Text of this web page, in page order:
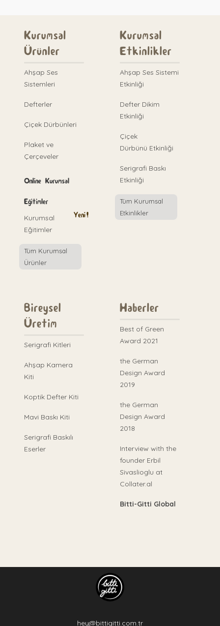
Kurumsal
Ürünler
Ahşap Ses
Sistemleri
Defterler
Çiçek Dürbünleri
Plaket ve
Çerçeveler
Online Kurumsal
Eğitimler
Yeni!
Kurumsal
Eğitimler
Tüm Kurumsal
Ürünler
Kurumsal
Etkinlikler
Ahşap Ses Sistemi
Etkinliği
Defter Dikim
Etkinliği
Çiçek
Dürbünü Etkinliği
Serigrafi Baskı
Etkinliği
Tüm Kurumsal
Etkinlikler
Bireysel
Üretim
Serigrafi Kitleri
Ahşap Kamera
Kiti
Koptik Defter Kiti
Mavi Baskı Kiti
Serigrafi Baskılı
Eserler
Haberler
Best of Green
Award 2021
the German
Design Award
2019
the German
Design Award
2018
Interview with the
founder Erbil
Sivaslioglu at
Collater.al
Bitti-Gitti Global
hey@bittigitti.com.tr